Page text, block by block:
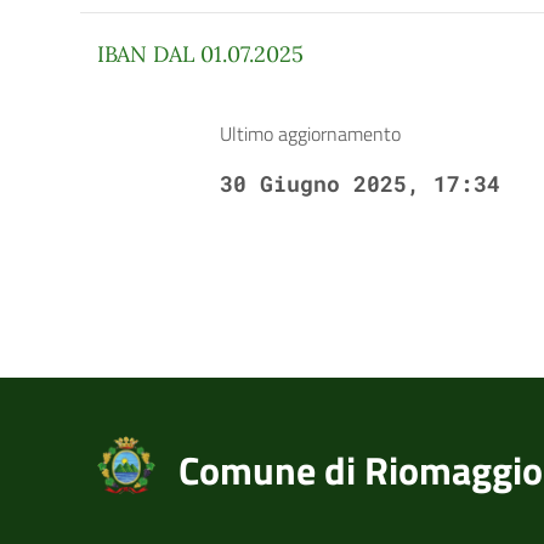
IBAN DAL 01.07.2025
Ultimo aggiornamento
30 Giugno 2025, 17:34
Comune di